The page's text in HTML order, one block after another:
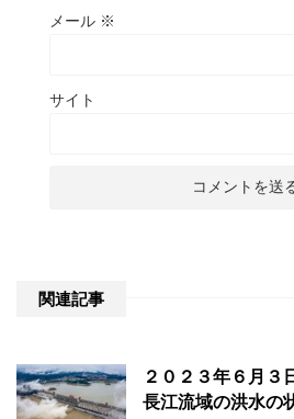
メール ※
サイト
関連記事
２０２３年６月３
長江流域の洪水の